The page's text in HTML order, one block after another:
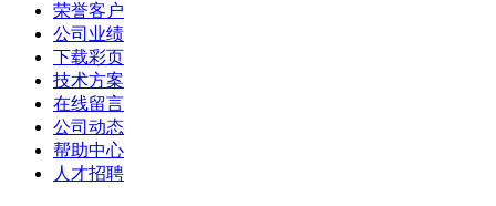
荣誉客户
公司业绩
下载彩页
技术方案
在线留言
公司动态
帮助中心
人才招聘